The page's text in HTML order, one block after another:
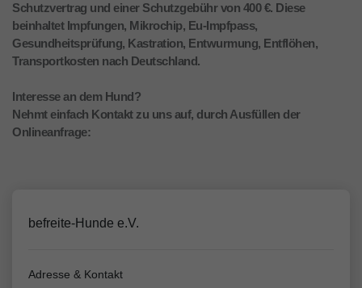
Schutzvertrag und einer Schutzgebühr von 400 €. Diese
beinhaltet Impfungen, Mikrochip, Eu-Impfpass,
Gesundheitsprüfung, Kastration, Entwurmung, Entflöhen,
Transportkosten nach Deutschland.
Interesse an dem Hund?
Nehmt einfach Kontakt zu uns auf, durch Ausfüllen der
Onlineanfrage:
befreite-Hunde e.V.
Adresse & Kontakt